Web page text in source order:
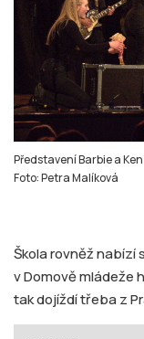
Představení Barbie a
Foto: Petra Malíková
Škola rovněž
v Domově mládeže
tak dojíždí třeba z